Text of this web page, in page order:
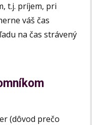
t.j. príjem, pri
váš čas
na čas strávený
(dôvod prečo